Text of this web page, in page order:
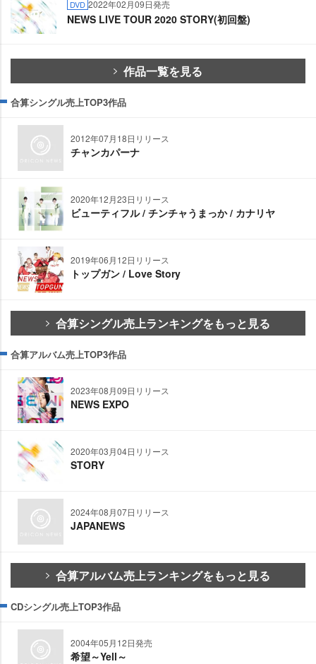
DVD 2022年02月09日発売
NEWS LIVE TOUR 2020 STORY(初回盤)
作品一覧を見る
合算シングル売上TOP3作品
2012年07月18日リリース
チャンカパーナ
2020年12月23日リリース
ビューティフル / チンチャうまっか / カナリヤ
2019年06月12日リリース
トップガン / Love Story
合算シングル売上ランキングをもっと見る
合算アルバム売上TOP3作品
2023年08月09日リリース
NEWS EXPO
2020年03月04日リリース
STORY
2024年08月07日リリース
JAPANEWS
合算アルバム売上ランキングをもっと見る
CDシングル売上TOP3作品
2004年05月12日発売
希望～Yell～